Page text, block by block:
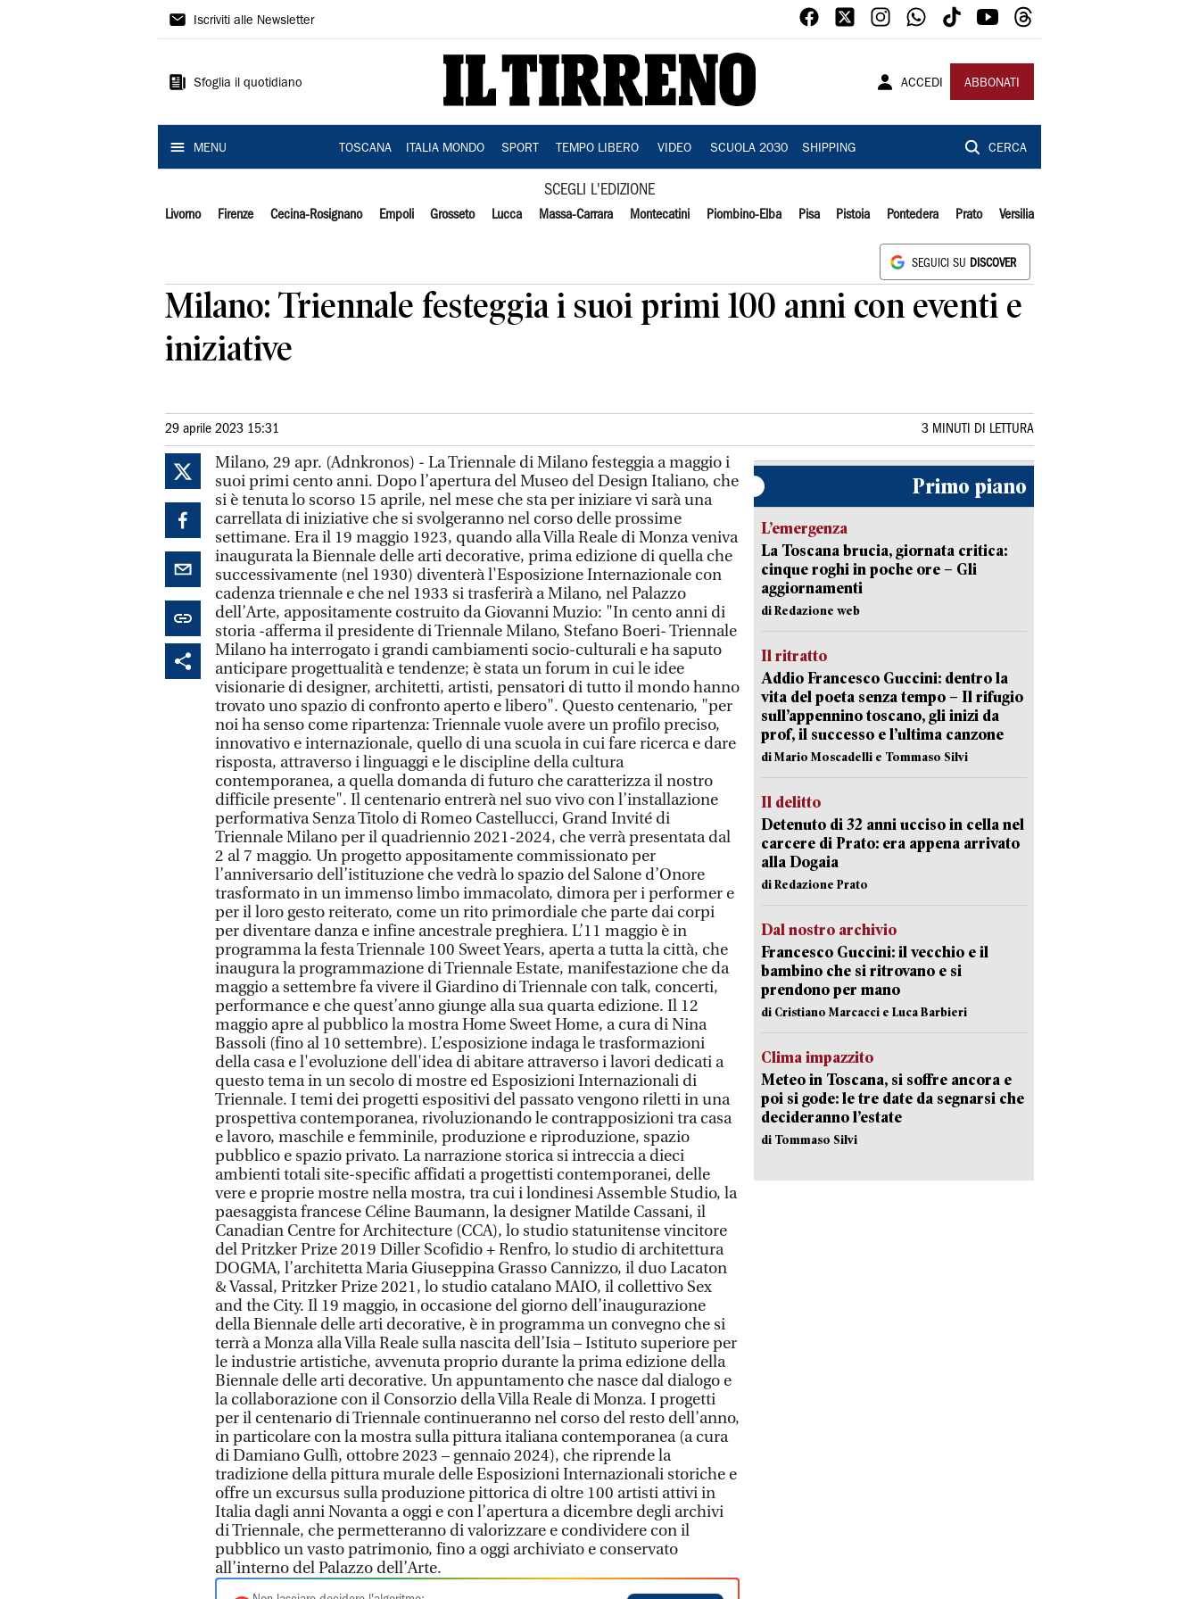
Il
Iscriviti alle Newsletter
Sfoglia il quotidiano ACCEDI ABBONATI
MENU TOSCANA ITALIA MONDO SPORT TEMPO LIBERO VIDEO SCUOLA 2030 SHIPPING CERCA
SCEGLI L'EDIZIONE
Livorno Firenze Cecina-Rosignano Empoli Grosseto Lucca Massa-Carrara Montecatini Piombino-Elba Pisa Pistoia Pontedera Prato Versilia
SEGUICI SU DISCOVER
Milano: Triennale festeggia i suoi primi 100 anni con eventi e
iniziative
29 aprile 2023 15:31 3 MINUTI DI LETTURA
Milano, 29 apr. (Adnkronos) - La Triennale di Milano festeggia a maggio i
suoi primi cento anni. Dopo l’apertura del Museo del Design Italiano, che
si è tenuta lo scorso 15 aprile, nel mese che sta per iniziare vi sarà una
carrellata di iniziative che si svolgeranno nel corso delle prossime
settimane. Era il 19 maggio 1923, quando alla Villa Reale di Monza veniva
inaugurata la Biennale delle arti decorative, prima edizione di quella che
successivamente (nel 1930) diventerà l'Esposizione Internazionale con
cadenza triennale e che nel 1933 si trasferirà a Milano, nel Palazzo
dell’Arte, appositamente costruito da Giovanni Muzio: "In cento anni di
storia -afferma il presidente di Triennale Milano, Stefano Boeri- Triennale
Milano ha interrogato i grandi cambiamenti socio-culturali e ha saputo
anticipare progettualità e tendenze; è stata un forum in cui le idee
visionarie di designer, architetti, artisti, pensatori di tutto il mondo hanno
trovato uno spazio di confronto aperto e libero". Questo centenario, "per
noi ha senso come ripartenza: Triennale vuole avere un profilo preciso,
innovativo e internazionale, quello di una scuola in cui fare ricerca e dare
risposta, attraverso i linguaggi e le discipline della cultura
contemporanea, a quella domanda di futuro che caratterizza il nostro
difficile presente". Il centenario entrerà nel suo vivo con l’installazione
performativa Senza Titolo di Romeo Castellucci, Grand Invité di
Triennale Milano per il quadriennio 2021-2024, che verrà presentata dal
2 al 7 maggio. Un progetto appositamente commissionato per
l’anniversario dell’istituzione che vedrà lo spazio del Salone d’Onore
trasformato in un immenso limbo immacolato, dimora per i performer e
per il loro gesto reiterato, come un rito primordiale che parte dai corpi
per diventare danza e infine ancestrale preghiera. L’11 maggio è in
programma la festa Triennale 100 Sweet Years, aperta a tutta la città, che
inaugura la programmazione di Triennale Estate, manifestazione che da
maggio a settembre fa vivere il Giardino di Triennale con talk, concerti,
performance e che quest’anno giunge alla sua quarta edizione. Il 12
maggio apre al pubblico la mostra Home Sweet Home, a cura di Nina
Bassoli (fino al 10 settembre). L’esposizione indaga le trasformazioni
della casa e l'evoluzione dell'idea di abitare attraverso i lavori dedicati a
questo tema in un secolo di mostre ed Esposizioni Internazionali di
Triennale. I temi dei progetti espositivi del passato vengono riletti in una
prospettiva contemporanea, rivoluzionando le contrapposizioni tra casa
e lavoro, maschile e femminile, produzione e riproduzione, spazio
pubblico e spazio privato. La narrazione storica si intreccia a dieci
ambienti totali site-specific affidati a progettisti contemporanei, delle
vere e proprie mostre nella mostra, tra cui i londinesi Assemble Studio, la
paesaggista francese Céline Baumann, la designer Matilde Cassani, il
Canadian Centre for Architecture (CCA), lo studio statunitense vincitore
del Pritzker Prize 2019 Diller Scofidio + Renfro, lo studio di architettura
DOGMA, l’architetta Maria Giuseppina Grasso Cannizzo, il duo Lacaton
& Vassal, Pritzker Prize 2021, lo studio catalano MAIO, il collettivo Sex
and the City. Il 19 maggio, in occasione del giorno dell’inaugurazione
della Biennale delle arti decorative, è in programma un convegno che si
terrà a Monza alla Villa Reale sulla nascita dell’Isia – Istituto superiore per
le industrie artistiche, avvenuta proprio durante la prima edizione della
Biennale delle arti decorative. Un appuntamento che nasce dal dialogo e
la collaborazione con il Consorzio della Villa Reale di Monza. I progetti
per il centenario di Triennale continueranno nel corso del resto dell’anno,
in particolare con la mostra sulla pittura italiana contemporanea (a cura
di Damiano Gullì, ottobre 2023 – gennaio 2024), che riprende la
tradizione della pittura murale delle Esposizioni Internazionali storiche e
offre un excursus sulla produzione pittorica di oltre 100 artisti attivi in
Italia dagli anni Novanta a oggi e con l’apertura a dicembre degli archivi
di Triennale, che permetteranno di valorizzare e condividere con il
pubblico un vasto patrimonio, fino a oggi archiviato e conservato
all’interno del Palazzo dell’Arte.
Primo piano
L’emergenza
La Toscana brucia, giornata critica:
cinque roghi in poche ore – Gli
aggiornamenti
di Redazione web
Il ritratto
Addio Francesco Guccini: dentro la
vita del poeta senza tempo – Il rifugio
sull’appennino toscano, gli inizi da
prof, il successo e l’ultima canzone
di Mario Moscadelli e Tommaso Silvi
Il delitto
Detenuto di 32 anni ucciso in cella nel
carcere di Prato: era appena arrivato
alla Dogaia
di Redazione Prato
Dal nostro archivio
Francesco Guccini: il vecchio e il
bambino che si ritrovano e si
prendono per mano
di Cristiano Marcacci e Luca Barbieri
Clima impazzito
Meteo in Toscana, si soffre ancora e
poi si gode: le tre date da segnarsi che
decideranno l’estate
di Tommaso Silvi